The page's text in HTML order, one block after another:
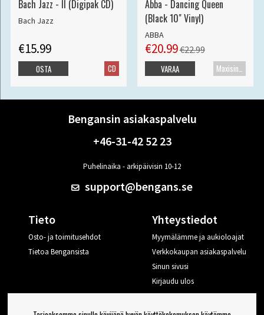
Bach Jazz - II (Digipak CD)
Bach Jazz
€15.99
CD
OSTA
Abba - Dancing Queen
(Black 10" Vinyl)
ABBA
€20.99€22.99
Maxisingle
VARAA
Bengansin asiakaspalvelu
+46-31-42 52 23
Puhelinaika - arkipäivisin 10-12
support@bengans.se
Tieto
Osto- ja toimitusehdot
Tietoa Bengansista
Yhteystiedot
Myymälämme ja aukioloajat
Verkkokaupan asiakaspalvelu
Sinun sivusi
Kirjaudu ulos
Haluan vinkkejä Bengansilta